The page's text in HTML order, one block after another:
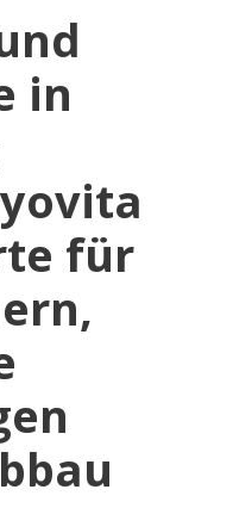
in
für